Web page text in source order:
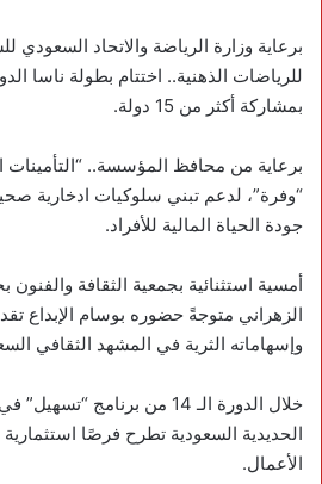
برعاية وزارة الرياضة والاتحاد السعودي
للرياضات الذهنية.. اختتام بطولة ناسا
بمشاركة أكثر من 15 دولة.
‏برعاية من محافظ المؤسسة.. “التأمينات
“وفرة”، لدعم تبني سلوكيات ادخارية
جودة الحياة المالية للأفراد.
أمسية استثنائية بجمعية الثقافة
الزهراني متوجةً حضوره بوسام الإبداع
وإسهاماته الثرية في المشهد الثقافي
‏خلال الدورة الـ 14 من
الحديدية السعودية تطرح فرصًا
الأعمال.